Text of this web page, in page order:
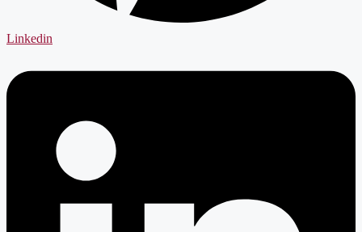
Linkedin